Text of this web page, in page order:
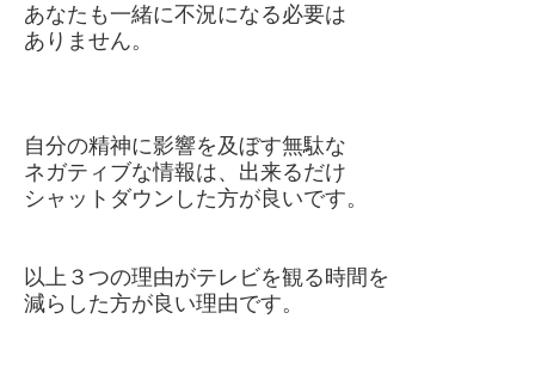
あなたも一緒に不況になる必要は
ありません。
自分の精神に影響を及ぼす無駄な
ネガティブな情報は、出来るだけ
シャットダウンした方が良いです。
以上３つの理由がテレビを観る時間を
減らした方が良い理由です。